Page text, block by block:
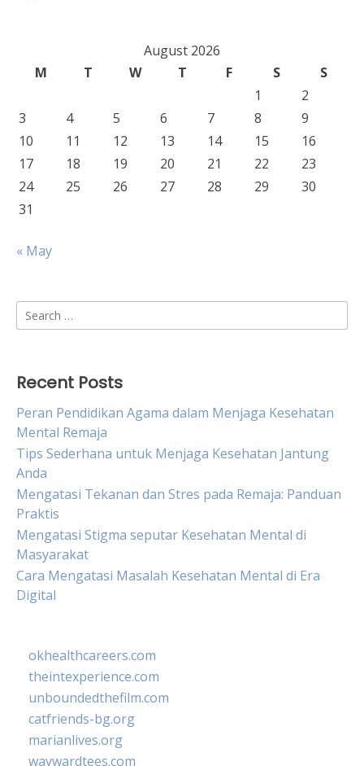
August 2026
M
T W T F S
S
1
2
3
4 5 6 7 8
9
10
11 12 13 14 15
16
17
18 19 20 21 22
23
24
25 26 27 28 29
30
31
« May
Search
for:
Recent Posts
Peran Pendidikan Agama dalam Menjaga Kesehatan
Mental Remaja
Tips Sederhana untuk Menjaga Kesehatan Jantung
Anda
Mengatasi Tekanan dan Stres pada Remaja: Panduan
Praktis
Mengatasi Stigma seputar Kesehatan Mental di
Masyarakat
Cara Mengatasi Masalah Kesehatan Mental di Era
Digital
okhealthcareers.com
theintexperience.com
unboundedthefilm.com
catfriends-bg.org
marianlives.org
waywardtees.com